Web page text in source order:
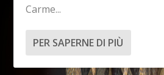
Carme...
PER SAPERNE DI PIÙ